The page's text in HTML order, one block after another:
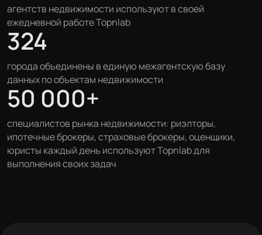
агентств недвижимости используют в своей
ежедневной работе Topnlab
324
города объединены в единую межагентскую базу
данныхпо объектам недвижимости
50 000+
специалистов рынка недвижимости: риэлторы,
ипотечные брокеры, страховыеброкеры, оценщики,
юристы каждый день используют Topnlab для
выполнения своих задач